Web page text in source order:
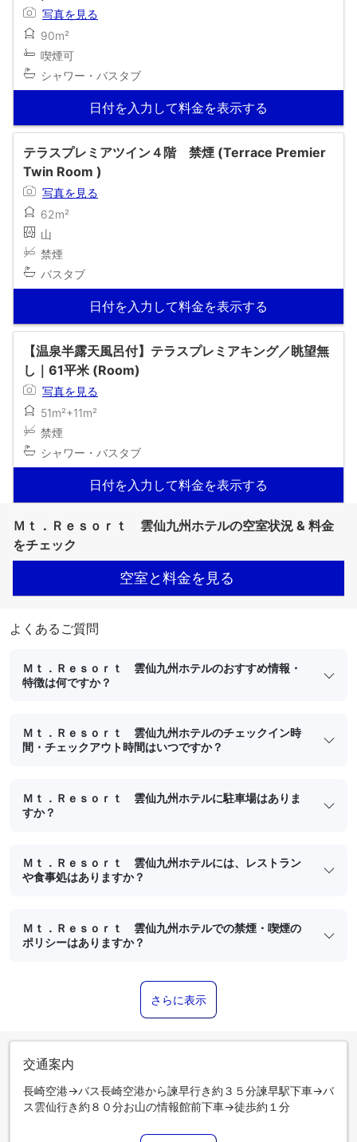
写真を見る
90m²
喫煙可
シャワー・バスタブ
日付を入力して料金を表示する
テラスプレミアツイン４階 禁煙 (Terrace Premier
Twin Room )
写真を見る
62m²
山
禁煙
バスタブ
日付を入力して料金を表示する
【温泉半露天風呂付】テラスプレミアキング／眺望無
し｜61平米 (Room)
写真を見る
51m²+11m²
禁煙
シャワー・バスタブ
日付を入力して料金を表示する
Ｍｔ．Ｒｅｓｏｒｔ 雲仙九州ホテルの空室状況 & 料金
をチェック
空室と料金を見る
よくあるご質問
Ｍｔ．Ｒｅｓｏｒｔ 雲仙九州ホテルのおすすめ情報・
特徴は何ですか？
Ｍｔ．Ｒｅｓｏｒｔ 雲仙九州ホテルのチェックイン時
間・チェックアウト時間はいつですか？
Ｍｔ．Ｒｅｓｏｒｔ 雲仙九州ホテルに駐車場はありま
すか？
Ｍｔ．Ｒｅｓｏｒｔ 雲仙九州ホテルには、レストラン
や食事処はありますか？
Ｍｔ．Ｒｅｓｏｒｔ 雲仙九州ホテルでの禁煙・喫煙の
ポリシーはありますか？
さらに表示
交通案内
長崎空港→バス長崎空港から諫早行き約３５分諫早駅下車→バ
ス雲仙行き約８０分お山の情報館前下車→徒歩約１分